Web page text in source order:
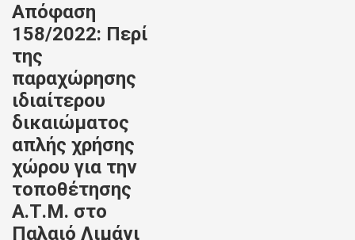
Απόφαση
158/2022: Περί
της
παραχώρησης
ιδιαίτερου
δικαιώματος
απλής χρήσης
χώρου για την
τοποθέτησης
Α.Τ.Μ. στο
Παλαιό Λιμάνι